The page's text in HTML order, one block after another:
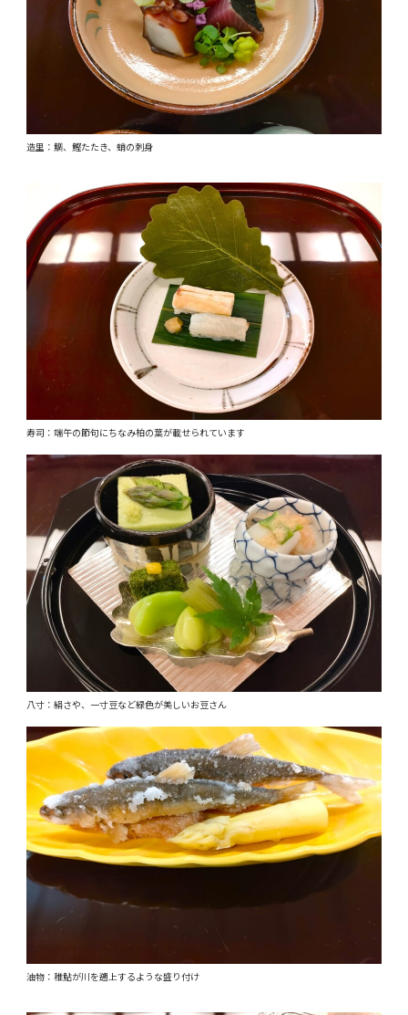
造里：鯛、鰹たたき、蛸の刺身
寿司：端午の節句にちなみ柏の葉が載せられています
八寸：絹さや、一寸豆など緑色が美しいお豆さん
油物：稚鮎が川を遡上するような盛り付け